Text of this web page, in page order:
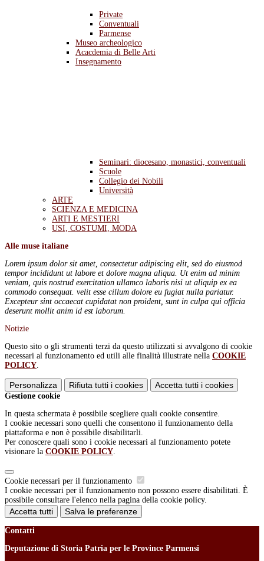
Private
Conventuali
Parmense
Museo archeologico
Acacdemia di Belle Arti
Insegnamento
Seminari: diocesano, monastici, conventuali
Scuole
Collegio dei Nobili
Università
ARTE
SCIENZA E MEDICINA
ARTI E MESTIERI
USI, COSTUMI, MODA
Alle muse italiane
Lorem ipsum dolor sit amet, consectetur adipiscing elit, sed do eiusmod
tempor incididunt ut labore et dolore magna aliqua. Ut enim ad minim
veniam, quis nostrud exercitation ullamco laboris nisi ut aliquip ex ea
commodo consequat. velit esse cillum dolore eu fugiat nulla pariatur.
Excepteur sint occaecat cupidatat non proident, sunt in culpa qui officia
deserunt mollit anim id est laborum.
Notizie
Questo sito o gli strumenti terzi da questo utilizzati si avvalgono di cookie
necessari al funzionamento ed utili alle finalità illustrate nella COOKIE
POLICY.
Personalizza Rifiuta tutti i cookies Accetta tutti i cookies
Gestione cookie
In questa schermata è possibile scegliere quali cookie consentire.
I cookie necessari sono quelli che consentono il funzionamento della
piattaforma e non è possibile disabilitarli.
Per conoscere quali sono i cookie necessari al funzionamento potete
visionare la COOKIE POLICY.
Cookie necessari per il funzionamento
I cookie necessari per il funzionamento non possono essere disabilitati. È
possibile consultare l'elenco nella pagina della cookie policy.
Accetta tutti Salva le preferenze
Contatti
Deputazione di Storia Patria per le Province Parmensi